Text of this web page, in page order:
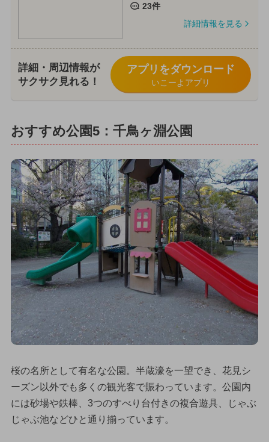
23件
詳細情報を見る
詳細・周辺情報が
サクサク見れる！
アプリをダウンロード
いこーよアプリ
おすすめ公園5：千鳥ヶ淵公園
桜の名所として有名な公園。半蔵濠を一望でき、花見シ
ーズン以外でも多くの観光客で賑わっています。公園内
には砂場や鉄棒、3つのすべり台付きの複合遊具、じゃぶ
じゃぶ池などひと通り揃っています。